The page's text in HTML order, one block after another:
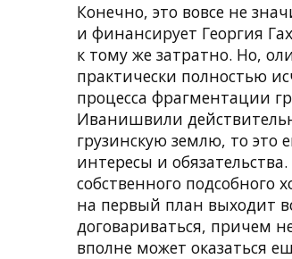
Конечно, это вовсе не
и финансирует Георгия
к тому же затратно. Но,
практически полностью
процесса фрагментации
Иванишвили
грузинскую землю, то это
интересы и
собственного подсобного
на первый план выходит
договариваться, причем
вполне может оказаться